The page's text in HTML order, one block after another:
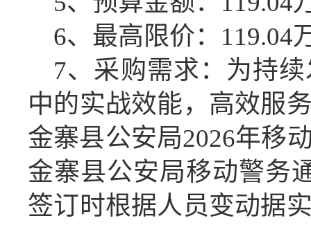
6、最高限价： 119.04
7、采购需求：为持
中的实战效能，高效服
金寨县公安局2026年移
金寨县公安局移动警务
签订时根据人员变动据